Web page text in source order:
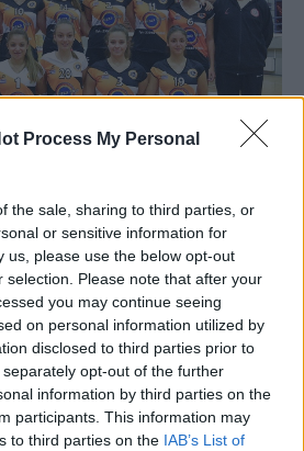
Process My Personal
the sale, sharing to third parties, or
or sensitive information for
us, please use the below opt-out
selection. Please note that after your
you may continue seeing
on personal information utilized by
disclosed to third parties prior to
opt-out of the further
information by third parties on the
participants. This information may
to third parties on the IAB’s List of
2017
κλήρωση στον Μυγδονιακό
που βίωσαν οι παίκτριες του
κυπέλλου με την Νίκη
και το χιτσκοκικό φινάλε της
μπλακ άουτ, ο σύλλογος της
που τελικά μπήκε στην
Γ΄φασης του κυπέλλου γυναικών,